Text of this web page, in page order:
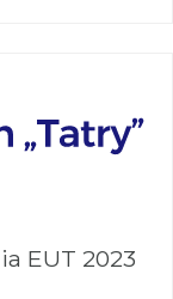
EUT 2023